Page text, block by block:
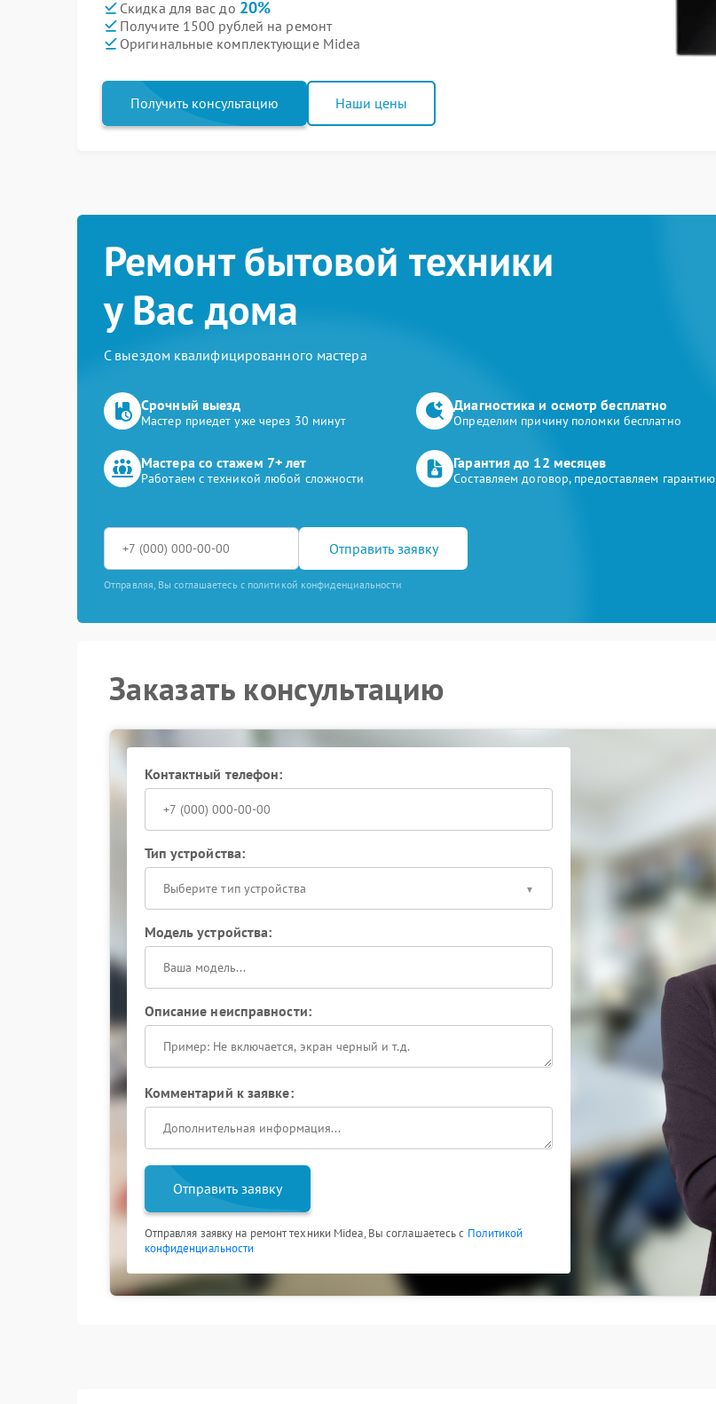
Скидка для вас до 20%
Получите 1500 рублей на ремонт
Оригинальные комплектующие Midea
Получить консультацию Наши цены
Ремонт бытовой техники
у Вас дома
С выездом квалифицированного мастера
Срочный выезд
Мастер приедет уже через 30 минут
Диагностика и осмотр бесплатно
Определим причину поломки бесплатно
Мастера со стажем 7+ лет
Работаем с техникой любой сложности
Гарантия до 12 месяцев
Составляем договор, предоставляем гарантию
Отправить заявку
Отправляя, Вы соглашаетесь с политикой конфиденциальности
Заказать консультацию
Контактный телефон:
Тип устройства:
Выберите тип устройства
Модель устройства:
Описание неисправности:
Комментарий к заявке:
Отправить заявку
Отправляя заявку на ремонт техники Midea, Вы соглашаетесь с Политикой
конфиденциальности